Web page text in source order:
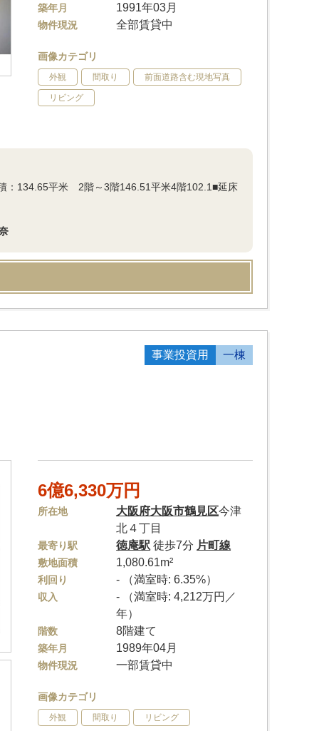
築年月 1991年03月
物件現況 全部賃貸中
画像カテゴリ
外観 間取り 前面道路含む現地写真
リビング
134.65平米 2階～3階146.51平米4階102.1■延床
事業投資用 一棟
6億6,330万円
所在地 大阪府大阪市鶴見区今津
北４丁目
最寄り駅 徳庵駅 徒歩7分 片町線
敷地面積 1,080.61m²
利回り - （満室時: 6.35%）
収入
- （満室時: 4,212万円／
年）
階数 8階建て
築年月 1989年04月
物件現況 一部賃貸中
画像カテゴリ
外観 間取り リビング